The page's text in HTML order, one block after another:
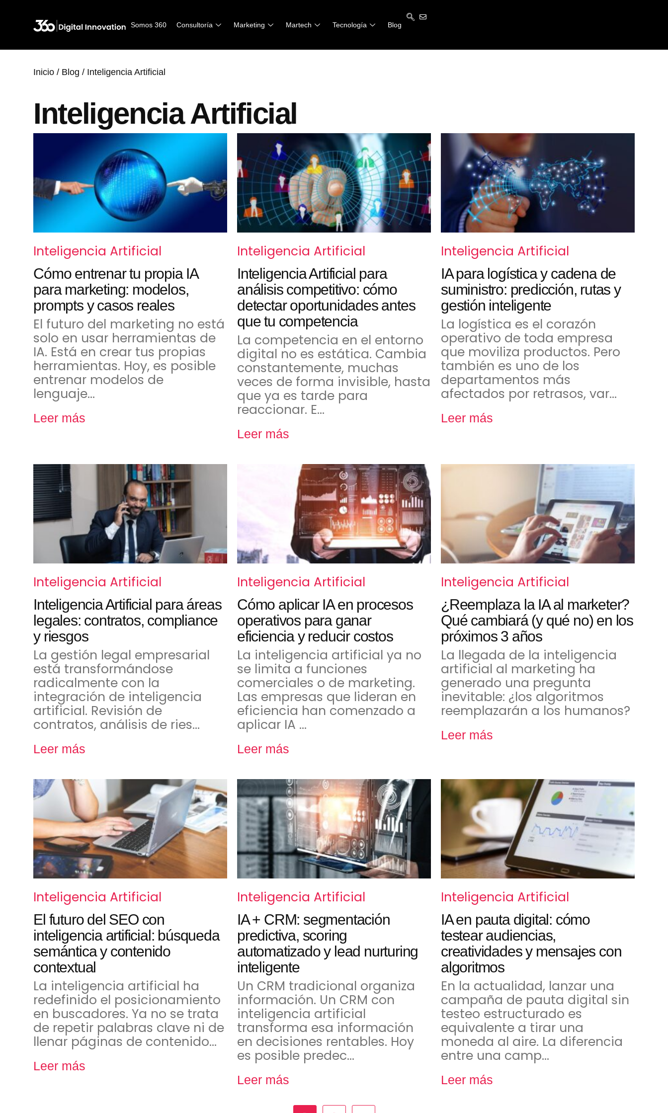
Somos 360 Consultoría Marketing Martech Tecnología Blog
Inicio / Blog / Inteligencia Artificial
Inteligencia Artificial
Inteligencia Artificial
Cómo entrenar tu propia IA
para marketing: modelos,
prompts y casos reales
El futuro del marketing no está
solo en usar herramientas de
IA. Está en crear tus propias
herramientas. Hoy, es posible
entrenar modelos de
lenguaje…
Leer más
Inteligencia Artificial
Inteligencia Artificial para
análisis competitivo: cómo
detectar oportunidades antes
que tu competencia
La competencia en el entorno
digital no es estática. Cambia
constantemente, muchas
veces de forma invisible, hasta
que ya es tarde para
reaccionar. E…
Leer más
Inteligencia Artificial
IA para logística y cadena de
suministro: predicción, rutas y
gestión inteligente
La logística es el corazón
operativo de toda empresa
que moviliza productos. Pero
también es uno de los
departamentos más
afectados por retrasos, var…
Leer más
Inteligencia Artificial
Inteligencia Artificial para áreas
legales: contratos, compliance
y riesgos
La gestión legal empresarial
está transformándose
radicalmente con la
integración de inteligencia
artificial. Revisión de
contratos, análisis de ries…
Leer más
Inteligencia Artificial
Cómo aplicar IA en procesos
operativos para ganar
eficiencia y reducir costos
La inteligencia artificial ya no
se limita a funciones
comerciales o de marketing.
Las empresas que lideran en
eficiencia han comenzado a
aplicar IA …
Leer más
Inteligencia Artificial
¿Reemplaza la IA al marketer?
Qué cambiará (y qué no) en los
próximos 3 años
La llegada de la inteligencia
artificial al marketing ha
generado una pregunta
inevitable: ¿los algoritmos
reemplazarán a los humanos?
Leer más
Inteligencia Artificial
El futuro del SEO con
inteligencia artificial: búsqueda
semántica y contenido
contextual
La inteligencia artificial ha
redefinido el posicionamiento
en buscadores. Ya no se trata
de repetir palabras clave ni de
llenar páginas de contenido…
Leer más
Inteligencia Artificial
IA + CRM: segmentación
predictiva, scoring
automatizado y lead nurturing
inteligente
Un CRM tradicional organiza
información. Un CRM con
inteligencia artificial
transforma esa información
en decisiones rentables. Hoy
es posible predec…
Leer más
Inteligencia Artificial
IA en pauta digital: cómo
testear audiencias,
creatividades y mensajes con
algoritmos
En la actualidad, lanzar una
campaña de pauta digital sin
testeo estructurado es
equivalente a tirar una
moneda al aire. La diferencia
entre una camp…
Leer más